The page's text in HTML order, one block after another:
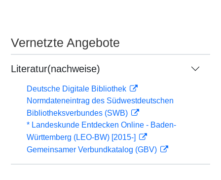
Vernetzte Angebote
Literatur(nachweise)
Deutsche Digitale Bibliothek
Normdateneintrag des Südwestdeutschen
Bibliotheksverbundes (SWB)
* Landeskunde Entdecken Online - Baden-
Württemberg (LEO-BW) [2015-]
Gemeinsamer Verbundkatalog (GBV)